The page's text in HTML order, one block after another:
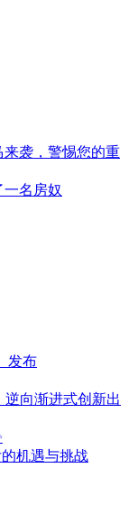
来袭，警惕您的重
名房奴
发布
逆向渐进式创新出
机遇与挑战